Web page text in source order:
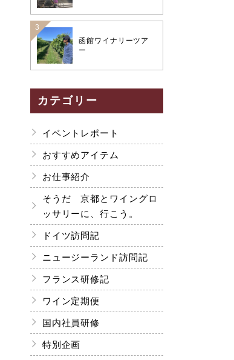
函館ワイナリーツア
ー
カテゴリー
イベントレポート
おすすめアイテム
お仕事紹介
そうだ 京都とワイングロ
ッサリーに、行こう。
ドイツ訪問記
ニュージーランド訪問記
フランス研修記
ワイン定期便
国内社員研修
特別企画